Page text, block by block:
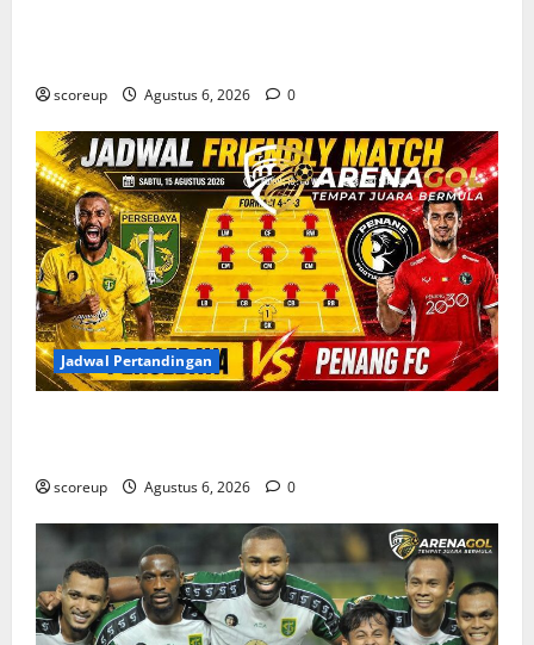
scoreup Agustus 6, 2026 0
Jadwal Pertandingan
scoreup Agustus 6, 2026 0